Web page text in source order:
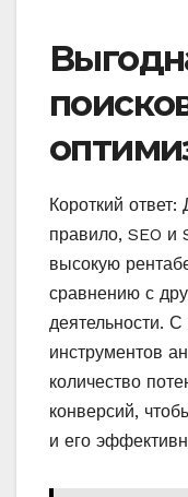
Короткий
правило, SEO и
высокую
сравнению с
деятельности.
инструментов
количество
конверсий,
и его